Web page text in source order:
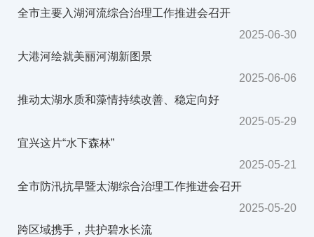
全市主要入湖河流综合治理工作推进会召开
2025-06-30
大港河绘就美丽河湖新图景
2025-06-06
推动太湖水质和藻情持续改善、稳定向好
2025-05-29
宜兴这片“水下森林”
2025-05-21
全市防汛抗旱暨太湖综合治理工作推进会召开
2025-05-20
跨区域携手，共护碧水长流